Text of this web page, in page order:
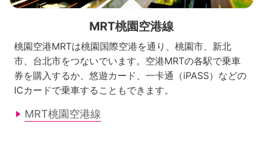
MRT桃園空港線
桃園空港MRTは桃園国際空港を通り、桃園市、新北
市、台北市をつないでいます。空港MRTの各駅で乗車
券を購入するか、悠遊カード、一卡通（iPASS）などの
ICカードで乗車することもできます。
MRT桃園空港線